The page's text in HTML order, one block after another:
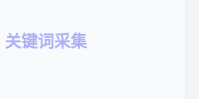
关键词采集